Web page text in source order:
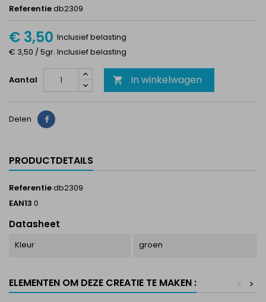
Referentiedb2309
€ 3,50 Inclusief belasting
€ 3,50 / 5gr. Inclusief belasting
Aantal  In winkelwagen
Delen Delen
PRODUCTDETAILS
Referentiedb2309
EAN13 0
Datasheet
Kleur groen
ELEMENTEN OM DEZE CREATIE TE MAKEN : >
<